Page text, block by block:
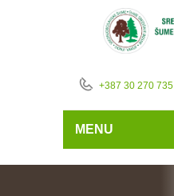
+387 30 270 735
MENU